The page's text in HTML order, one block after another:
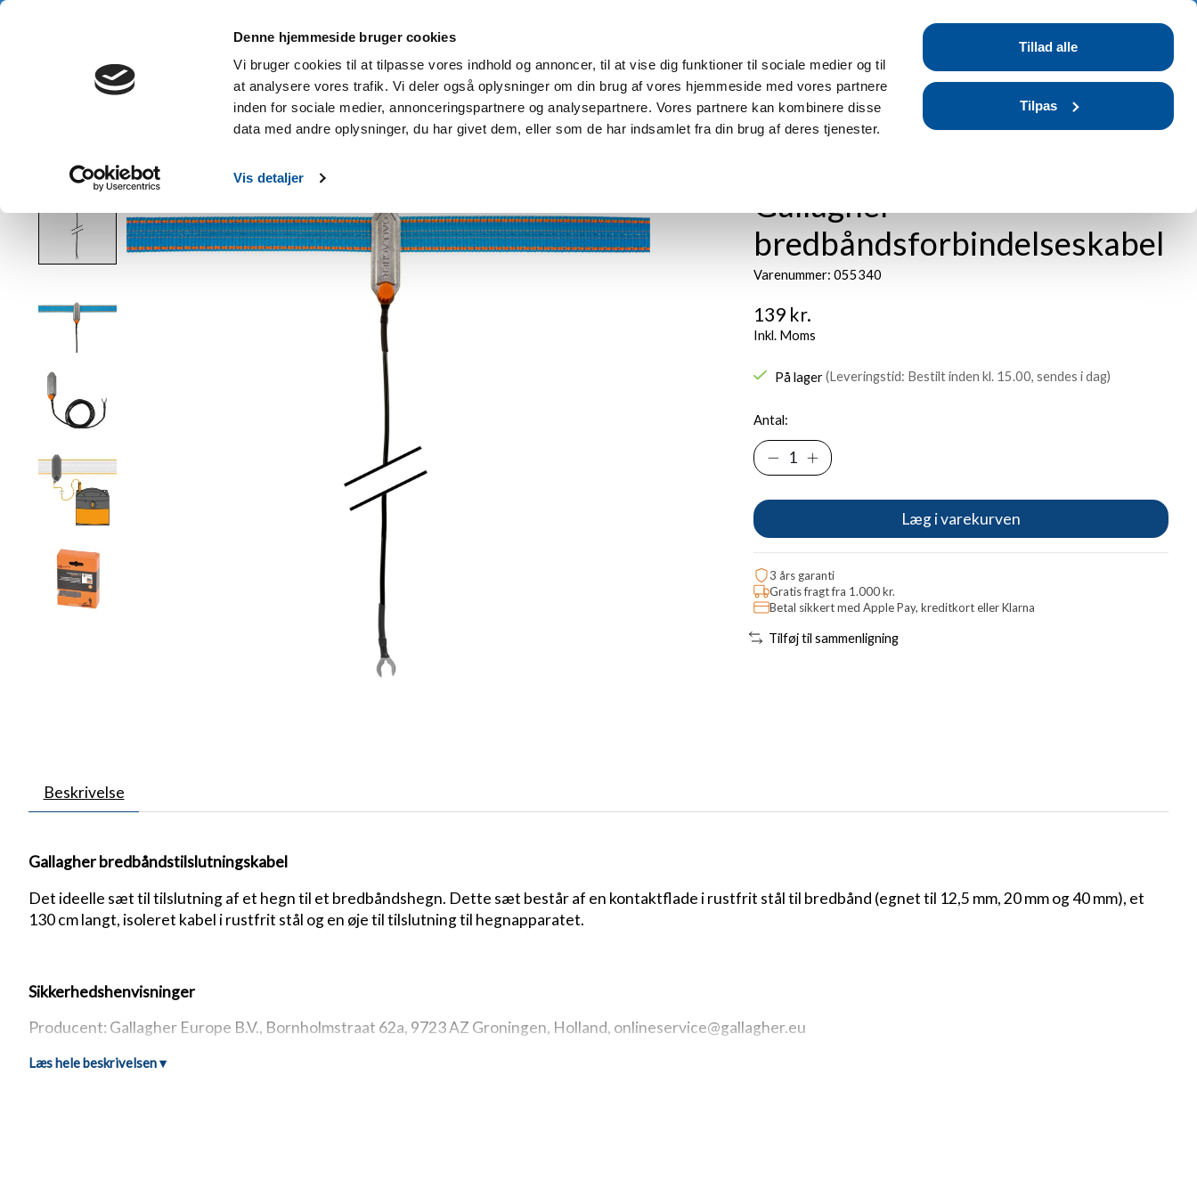
Denne hjemmeside bruger cookies
Vi bruger cookies til at tilpasse vores indhold og annoncer, til at vise dig funktioner til sociale medier og til
at analysere vores trafik. Vi deler også oplysninger om din brug af vores hjemmeside med vores partnere
inden for sociale medier, annonceringspartnere og analysepartnere. Vores partnere kan kombinere disse
data med andre oplysninger, du har givet dem, eller som de har indsamlet fra din brug af deres tjenester.
Vis detaljer
Tillad alle
Tilpas
Hjem Produkter Find din model Manualer Find forhandler Blog
Product image slideshow Items
Gallagher
bredbåndsforbindelseskabel
Varenummer: 055340
139 kr.
Inkl. Moms
På lager(Leveringstid: Bestilt inden kl. 15.00, sendes i dag)
Antal:
Læg i varekurven
3 års garanti
Gratis fragt fra 1.000 kr.
Betal sikkert med Apple Pay, kreditkort eller Klarna
Tilføj til sammenligning
Beskrivelse
Gallagher bredbåndstilslutningskabel
Det ideelle sæt til tilslutning af et hegn til et bredbåndshegn. Dette sæt består af en kontaktflade i rustfrit stål til bredbånd (egnet til 12,5 mm, 20 mm og 40 mm), et
130 cm langt, isoleret kabel i rustfrit stål og en øje til tilslutning til hegnapparatet.
Sikkerhedshenvisninger
Producent: Gallagher Europe B.V., Bornholmstraat 62a, 9723 AZ Groningen, Holland, onlineservice@gallagher.eu
Læs hele beskrivelsen ▾